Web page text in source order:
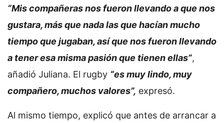
“Mis compañeras nos fueron llevando a que nos
gustara, más que nada las que hacían mucho
tiempo que jugaban, así que nos fueron llevando
a tener esa misma pasión que tienen ellas”,
añadió Juliana. El rugby “es muy lindo, muy
compañero, muchos valores”, expresó.
Al mismo tiempo, explicó que antes de arrancar a